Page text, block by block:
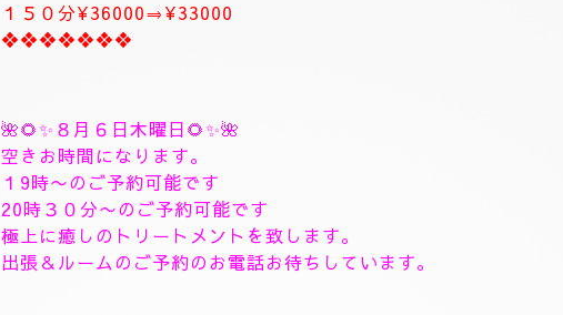
１５０分¥36000⇒¥33000
❖❖❖❖❖❖❖
🌺🌻✨８月６日木曜日🌻✨🌺
空きお時間になります。
１9時〜のご予約可能です
20時３０分〜のご予約可能です
極上に癒しのトリートメントを致します。
出張＆ルームのご予約のお電話お待ちしています。